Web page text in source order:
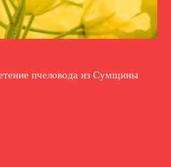
пчеловода из Сумщины